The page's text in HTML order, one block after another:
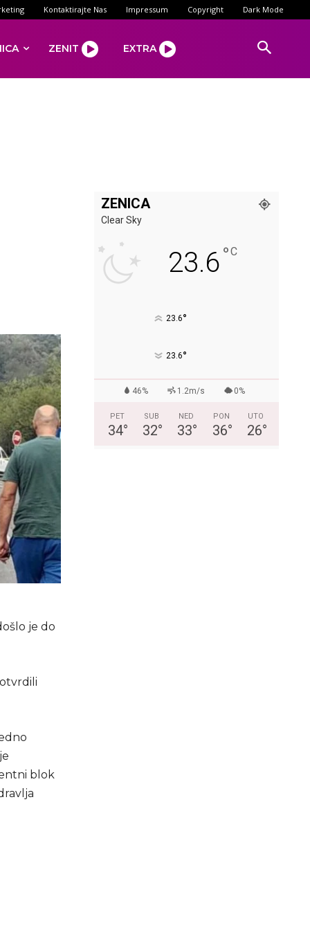
Kontaktirajte Nas Impressum Copyright Dark Mode
ZENIT EXTRA
je do
blok
ZENICA
Clear Sky
23.6°C
23.6°
23.6°
46% 1.2m/s 0%
PET
34°
SUB
32°
NED
33°
PON
36°
UTO
26°